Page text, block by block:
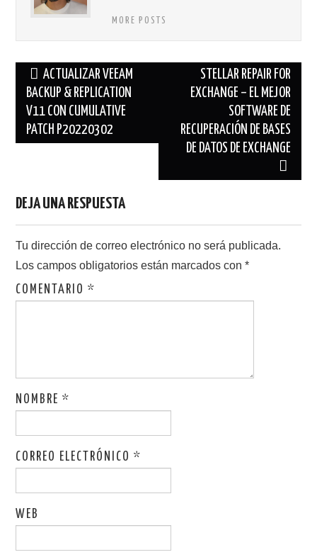
MORE POSTS
Navegación
de
entradas
ACTUALIZAR VEEAM
BACKUP & REPLICATION
V11 CON CUMULATIVE
PATCH P20220302
STELLAR REPAIR FOR
EXCHANGE – EL MEJOR
SOFTWARE DE
RECUPERACIÓN DE BASES
DE DATOS DE EXCHANGE
DEJA UNA RESPUESTA
Tu dirección de correo electrónico no será publicada.
Los campos obligatorios están marcados con*
COMENTARIO*
NOMBRE*
CORREO ELECTRÓNICO*
WEB